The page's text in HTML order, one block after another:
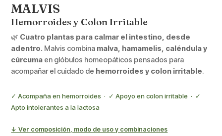
MALVIS
Hemorroides y Colon Irritable
🌿 Cuatro plantas para calmar el intestino, desde
adentro. Malvis combina malva, hamamelis, caléndula y
cúrcuma en glóbulos homeopáticos pensados para
acompañar el cuidado de hemorroides y colon irritable.
✓ Acompaña en hemorroides · ✓ Apoyo en colon irritable · ✓
Apto intolerantes a la lactosa
↓ Ver composición, modo de uso y combinaciones